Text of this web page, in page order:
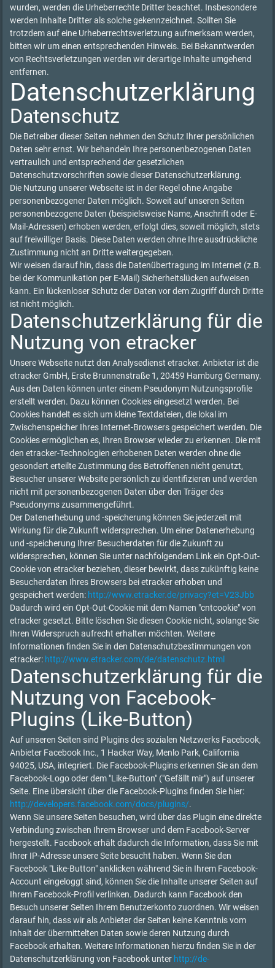
wurden, werden die Urheberrechte Dritter beachtet. Insbesondere
werden Inhalte Dritter als solche gekennzeichnet. Sollten Sie
trotzdem auf eine Urheberrechtsverletzung aufmerksam werden,
bitten wir um einen entsprechenden Hinweis. Bei Bekanntwerden
von Rechtsverletzungen werden wir derartige Inhalte umgehend
entfernen.
Datenschutzerklärung
Datenschutz
Die Betreiber dieser Seiten nehmen den Schutz Ihrer persönlichen
Daten sehr ernst. Wir behandeln Ihre personenbezogenen Daten
vertraulich und entsprechend der gesetzlichen
Datenschutzvorschriften sowie dieser Datenschutzerklärung.
Die Nutzung unserer Webseite ist in der Regel ohne Angabe
personenbezogener Daten möglich. Soweit auf unseren Seiten
personenbezogene Daten (beispielsweise Name, Anschrift oder E-
Mail-Adressen) erhoben werden, erfolgt dies, soweit möglich, stets
auf freiwilliger Basis. Diese Daten werden ohne Ihre ausdrückliche
Zustimmung nicht an Dritte weitergegeben.
Wir weisen darauf hin, dass die Datenübertragung im Internet (z.B.
bei der Kommunikation per E-Mail) Sicherheitslücken aufweisen
kann. Ein lückenloser Schutz der Daten vor dem Zugriff durch Dritte
ist nicht möglich.
Datenschutzerklärung für die
Nutzung von etracker
Unsere Webseite nutzt den Analysedienst etracker. Anbieter ist die
etracker GmbH, Erste Brunnenstraße 1, 20459 Hamburg Germany.
Aus den Daten können unter einem Pseudonym Nutzungsprofile
erstellt werden. Dazu können Cookies eingesetzt werden. Bei
Cookies handelt es sich um kleine Textdateien, die lokal im
Zwischenspeicher Ihres Internet-Browsers gespeichert werden. Die
Cookies ermöglichen es, Ihren Browser wieder zu erkennen. Die mit
den etracker-Technologien erhobenen Daten werden ohne die
gesondert erteilte Zustimmung des Betroffenen nicht genutzt,
Besucher unserer Website persönlich zu identifizieren und werden
nicht mit personenbezogenen Daten über den Träger des
Pseudonyms zusammengeführt.
Der Datenerhebung und -speicherung können Sie jederzeit mit
Wirkung für die Zukunft widersprechen. Um einer Datenerhebung
und -speicherung Ihrer Besucherdaten für die Zukunft zu
widersprechen, können Sie unter nachfolgendem Link ein Opt-Out-
Cookie von etracker beziehen, dieser bewirkt, dass zukünftig keine
Besucherdaten Ihres Browsers bei etracker erhoben und
gespeichert werden: http://www.etracker.de/privacy?et=V23Jbb
Dadurch wird ein Opt-Out-Cookie mit dem Namen "cntcookie" von
etracker gesetzt. Bitte löschen Sie diesen Cookie nicht, solange Sie
Ihren Widerspruch aufrecht erhalten möchten. Weitere
Informationen finden Sie in den Datenschutzbestimmungen von
etracker: http://www.etracker.com/de/datenschutz.html
Datenschutzerklärung für die
Nutzung von Facebook-
Plugins (Like-Button)
Auf unseren Seiten sind Plugins des sozialen Netzwerks Facebook,
Anbieter Facebook Inc., 1 Hacker Way, Menlo Park, California
94025, USA, integriert. Die Facebook-Plugins erkennen Sie an dem
Facebook-Logo oder dem "Like-Button" ("Gefällt mir") auf unserer
Seite. Eine übersicht über die Facebook-Plugins finden Sie hier:
http://developers.facebook.com/docs/plugins/.
Wenn Sie unsere Seiten besuchen, wird über das Plugin eine direkte
Verbindung zwischen Ihrem Browser und dem Facebook-Server
hergestellt. Facebook erhält dadurch die Information, dass Sie mit
Ihrer IP-Adresse unsere Seite besucht haben. Wenn Sie den
Facebook "Like-Button" anklicken während Sie in Ihrem Facebook-
Account eingeloggt sind, können Sie die Inhalte unserer Seiten auf
Ihrem Facebook-Profil verlinken. Dadurch kann Facebook den
Besuch unserer Seiten Ihrem Benutzerkonto zuordnen. Wir weisen
darauf hin, dass wir als Anbieter der Seiten keine Kenntnis vom
Inhalt der übermittelten Daten sowie deren Nutzung durch
Facebook erhalten. Weitere Informationen hierzu finden Sie in der
Datenschutzerklärung von Facebook unter http://de-